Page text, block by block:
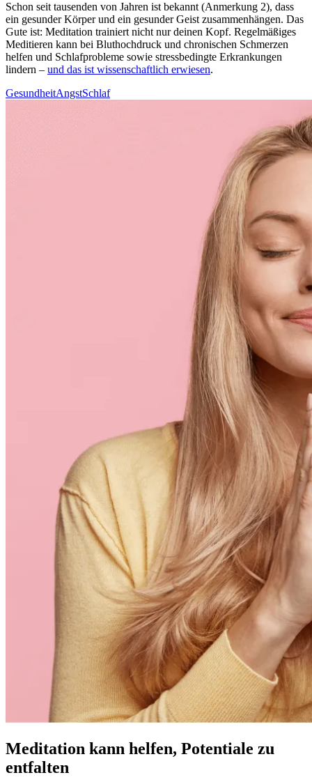
Schon seit tau­sen­den von Jahren ist bekannt (Anmerkung 2), dass
ein gesun­der Körper und ein gesun­der Geist zusam­men­hän­gen. Das
Gute ist: Medi­ta­tion trai­niert nicht nur deinen Kopf. Regel­mä­ßi­ges
Medi­tie­ren kann bei Blut­hoch­druck und chronischen Schmerzen
helfen und Schlaf­pro­ble­me sowie stress­be­ding­te Erkran­kun­gen
lindern – und das ist wissenschaftlich erwiesen.
GesundheitAngstSchlaf
Meditation kann helfen, Potentiale zu
entfalten